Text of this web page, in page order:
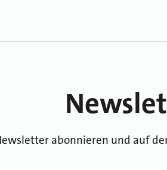
abonnieren und auf